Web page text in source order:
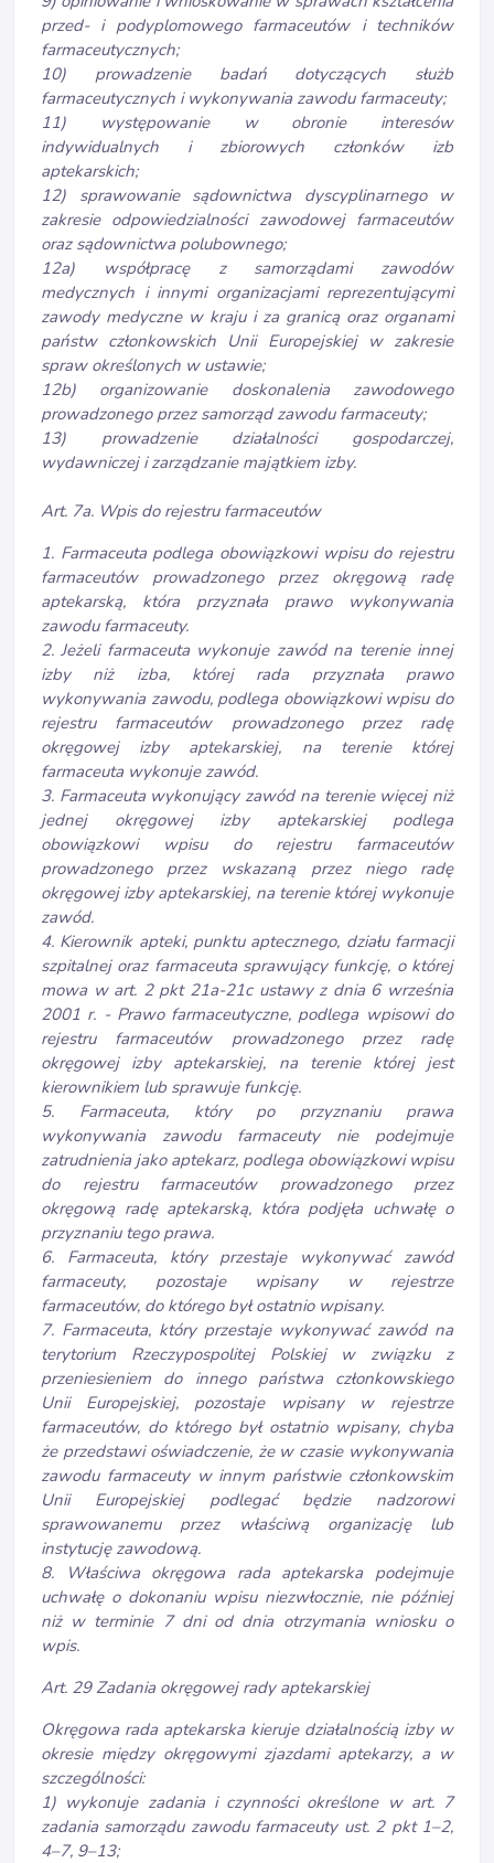
przed- i podyplomowego farmaceutów i techników
farmaceutycznych;
10) prowadzenie badań dotyczących służb
farmaceutycznych i wykonywania zawodu farmaceuty;
11) występowanie w obronie interesów
indywidualnych i zbiorowych członków izb
aptekarskich;
12) sprawowanie sądownictwa dyscyplinarnego w
zakresie odpowiedzialności zawodowej farmaceutów
oraz sądownictwa polubownego;
12a) współpracę z samorządami zawodów
medycznych i innymi organizacjami reprezentującymi
zawody medyczne w kraju i za granicą oraz organami
państw członkowskich Unii Europejskiej w zakresie
spraw określonych w ustawie;
12b) organizowanie doskonalenia zawodowego
prowadzonego przez samorząd zawodu farmaceuty;
13) prowadzenie działalności gospodarczej,
wydawniczej i zarządzanie majątkiem izby.
Art. 7a. Wpis do rejestru farmaceutów
1. Farmaceuta podlega obowiązkowi wpisu do rejestru
farmaceutów prowadzonego przez okręgową radę
aptekarską, która przyznała prawo wykonywania
zawodu farmaceuty.
2. Jeżeli farmaceuta wykonuje zawód na terenie innej
izby niż izba, której rada przyznała prawo
wykonywania zawodu, podlega obowiązkowi wpisu do
rejestru farmaceutów prowadzonego przez radę
okręgowej izby aptekarskiej, na terenie której
farmaceuta wykonuje zawód.
3. Farmaceuta wykonujący zawód na terenie więcej niż
jednej okręgowej izby aptekarskiej podlega
obowiązkowi wpisu do rejestru farmaceutów
prowadzonego przez wskazaną przez niego radę
okręgowej izby aptekarskiej, na terenie której wykonuje
zawód.
4. Kierownik apteki, punktu aptecznego, działu farmacji
szpitalnej oraz farmaceuta sprawujący funkcję, o której
mowa w art. 2 pkt 21a-21c ustawy z dnia 6 września
2001 r. - Prawo farmaceutyczne, podlega wpisowi do
rejestru farmaceutów prowadzonego przez radę
okręgowej izby aptekarskiej, na terenie której jest
kierownikiem lub sprawuje funkcję.
5. Farmaceuta, który po przyznaniu prawa
wykonywania zawodu farmaceuty nie podejmuje
zatrudnienia jako aptekarz, podlega obowiązkowi wpisu
do rejestru farmaceutów prowadzonego przez
okręgową radę aptekarską, która podjęła uchwałę o
przyznaniu tego prawa.
6. Farmaceuta, który przestaje wykonywać zawód
farmaceuty, pozostaje wpisany w rejestrze
farmaceutów, do którego był ostatnio wpisany.
7. Farmaceuta, który przestaje wykonywać zawód na
terytorium Rzeczypospolitej Polskiej w związku z
przeniesieniem do innego państwa członkowskiego
Unii Europejskiej, pozostaje wpisany w rejestrze
farmaceutów, do którego był ostatnio wpisany, chyba
że przedstawi oświadczenie, że w czasie wykonywania
zawodu farmaceuty w innym państwie członkowskim
Unii Europejskiej podlegać będzie nadzorowi
sprawowanemu przez właściwą organizację lub
instytucję zawodową.
8. Właściwa okręgowa rada aptekarska podejmuje
uchwałę o dokonaniu wpisu niezwłocznie, nie później
niż w terminie 7 dni od dnia otrzymania wniosku o
wpis.
Art. 29 Zadania okręgowej rady aptekarskiej
Okręgowa rada aptekarska kieruje działalnością izby w
okresie między okręgowymi zjazdami aptekarzy, a w
szczególności:
1) wykonuje zadania i czynności określone w art. 7
zadania samorządu zawodu farmaceuty ust. 2 pkt 1–2,
4–7, 9–13;